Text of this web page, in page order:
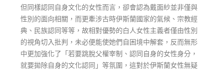
但同樣認同自身文化的女性而言，卻會認為戴面紗並非僅與
性別的面向相關，而更牽涉古時伊斯蘭國家的氣候、宗教經
典、民族認同等等，故相對優勢的白人女性主義者僅由性別
的視角切入批判，未必便能使她們自困境中解套，反而無形
中更加強化了「若要跳脫父權宰制、認同自身的女性身分，
就要拋除自身的文化認同」等氛圍，這對於伊斯蘭女性無疑